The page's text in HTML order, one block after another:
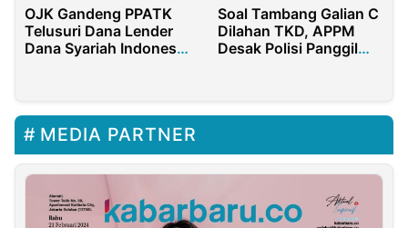
OJK Gandeng PPATK
Telusuri Dana Lender
Dana Syariah Indonesia
Soal Tambang Galian C
Dilahan TKD, APPM
Desak Polisi Panggil
MEDIA PARTNER